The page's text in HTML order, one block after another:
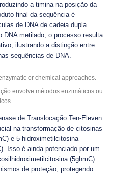
a timina na posição da
final da sequência é
de DNA de cadeia dupla
DNA metilado, o processo resulta
ilustrando a distinção entre
sequências de DNA.
envolve métodos enzimáticos ou
de Translocação Ten-Eleven
na transformação de citosinas
e 5-hidroximetilcitosina
Isso é ainda potenciado por um
(5ghmC).
de proteção, protegendo